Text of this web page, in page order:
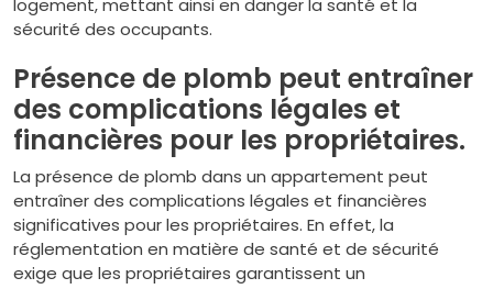
logement, mettant ainsi en danger la santé et la
sécurité des occupants.
Présence de plomb peut entraîner
des complications légales et
financières pour les propriétaires.
La présence de plomb dans un appartement peut
entraîner des complications légales et financières
significatives pour les propriétaires. En effet, la
réglementation en matière de santé et de sécurité
exige que les propriétaires garantissent un